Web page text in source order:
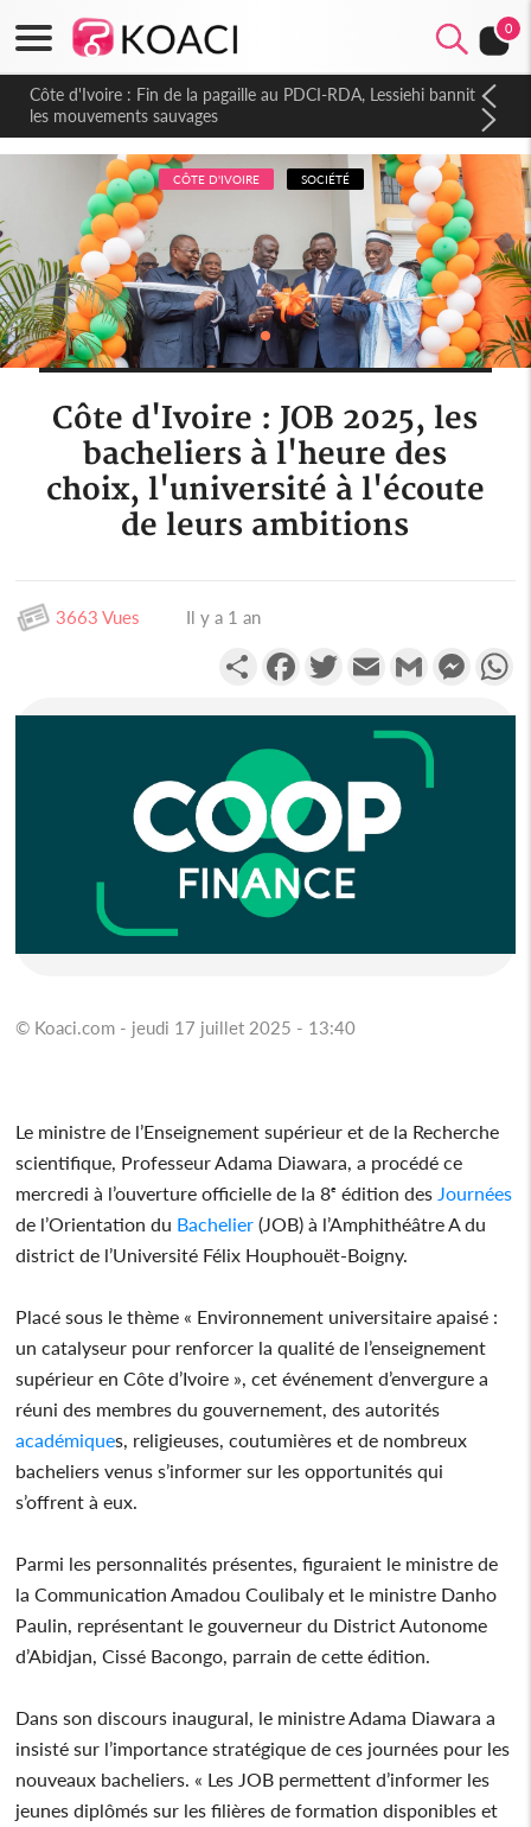
0
Côte d'Ivoire : Fin de la pagaille au PDCI-RDA, Lessiehi bannit
les mouvements sauvages
CÔTE D'IVOIRE SOCIÉTÉ
Côte d'Ivoire : JOB 2025, les
bacheliers à l'heure des
choix, l'université à l'écoute
de leurs ambitions
3663 Vues Il y a 1 an
PartagerFacebookTwitterEmail Gmail
© Koaci.com - jeudi 17 juillet 2025 - 13:40
Le ministre de l’Enseignement supérieur et de la Recherche
scientifique, Professeur Adama Diawara, a procédé ce
mercredi à l’ouverture officielle de la 8ᵉ édition des Journées
de l’Orientation du Bachelier (JOB) à l’Amphithéâtre A du
district de l’Université Félix Houphouët-Boigny.
Placé sous le thème « Environnement universitaire apaisé :
un catalyseur pour renforcer la qualité de l’enseignement
supérieur en Côte d’Ivoire », cet événement d’envergure a
réuni des membres du gouvernement, des autorités
académiques, religieuses, coutumières et de nombreux
bacheliers venus s’informer sur les opportunités qui
s’offrent à eux.
Parmi les personnalités présentes, figuraient le ministre de
la Communication Amadou Coulibaly et le ministre Danho
Paulin, représentant le gouverneur du District Autonome
d’Abidjan, Cissé Bacongo, parrain de cette édition.
Dans son discours inaugural, le ministre Adama Diawara a
insisté sur l’importance stratégique de ces journées pour les
nouveaux bacheliers. « Les JOB permettent d’informer les
jeunes diplômés sur les filières de formation disponibles et